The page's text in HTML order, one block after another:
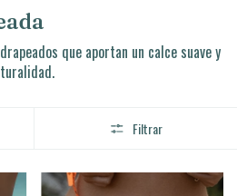
que aportan un calce suave y
Filtrar